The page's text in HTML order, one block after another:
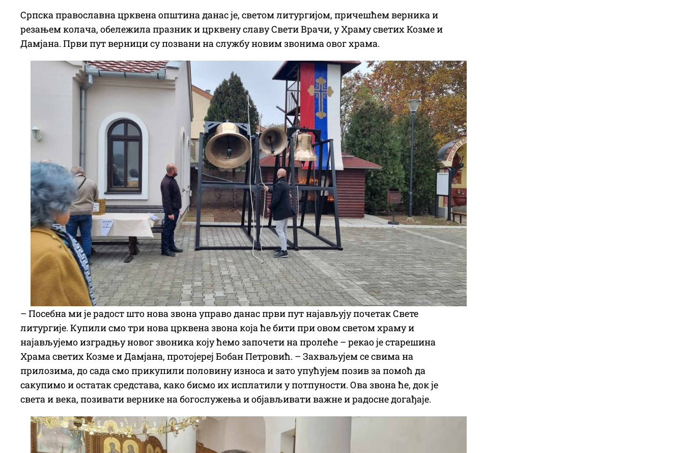
Српска православна црквена општина данас је, светом литургијом, причешћем верника и
резањем колача, обележила празник и црквену славу Свети Врачи, у Храму светих Козме и
Дамјана. Први пут верници су позвани на службу новим звонима овог храма.
– Посебна ми је радост што нова звона управо данас први пут најављују почетак Свете
литургије. Купили смо три нова црквена звона која ће бити при овом светом храму и
најављујемо изградњу новог звоника коју ћемо започети на пролеће – рекао је старешина
Храма светих Козме и Дамјана, протојереј Бобан Петровић. – Захваљујем се свима на
прилозима, до сада смо прикупили половину износа и зато упућујем позив за помоћ да
сакупимо и остатак средстава, како бисмо их исплатили у потпуности. Ова звона ће, док је
света и века, позивати вернике на богослужења и објављивати важне и радосне догађаје.